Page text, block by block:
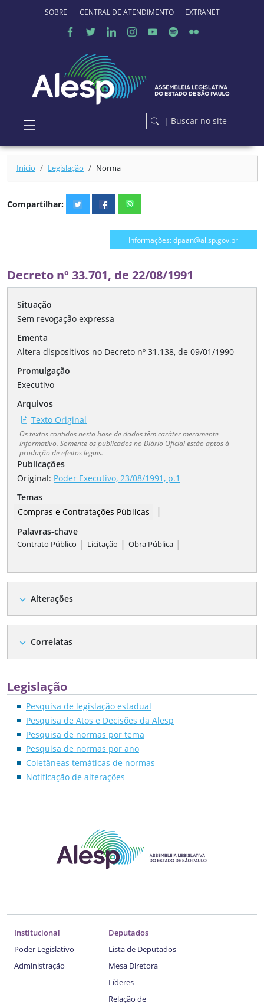
Ir para o conteúdo principal
SOBRE O PORTALCENTRAL DE ATENDIMENTO EXTRANET
| Buscar no site
Início Legislação Norma
Compartilhar:
Informações: dpaan@al.sp.gov.br
Decreto nº 33.701, de 22/08/1991
Situação
Sem revogação expressa
Ementa
Altera dispositivos no Decreto nº 31.138, de 09/01/1990
Promulgação
Executivo
Arquivos
Texto Original
Os textos contidos nesta base de dados têm caráter meramente
informativo. Somente os publicados no Diário Oficial estão aptos à
produção de efeitos legais.
Publicações
Original: Poder Executivo, 23/08/1991, p.1
Temas
Compras e Contratações Públicas
|
Palavras-chave
Contrato Público | Licitação | Obra Pública |
expand_more Alterações
expand_more Correlatas
Legislação
Pesquisa de legislação estadual
Pesquisa de Atos e Decisões da Alesp
Pesquisa de normas por tema
Pesquisa de normas por ano
Coletâneas temáticas de normas
Notificação de alterações
Institucional
Poder Legislativo
Administração
Deputados
Lista de Deputados
Mesa Diretora
Líderes
Relação de